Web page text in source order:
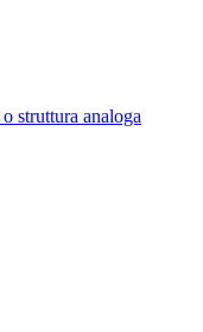
struttura analoga